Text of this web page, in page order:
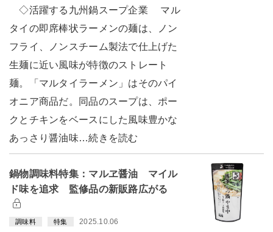
◇活躍する九州鍋スープ企業 マル
タイの即席棒状ラーメンの麺は、ノン
フライ、ノンスチーム製法で仕上げた
生麺に近い風味が特徴のストレート
麺。「マルタイラーメン」はそのパイ
オニア商品だ。同品のスープは、ポー
クとチキンをベースにした風味豊かな
あっさり醤油味…続きを読む
鍋物調味料特集：マルヱ醤油 マイル
ド味を追求 監修品の新販路広がる
調味料 特集 2025.10.06